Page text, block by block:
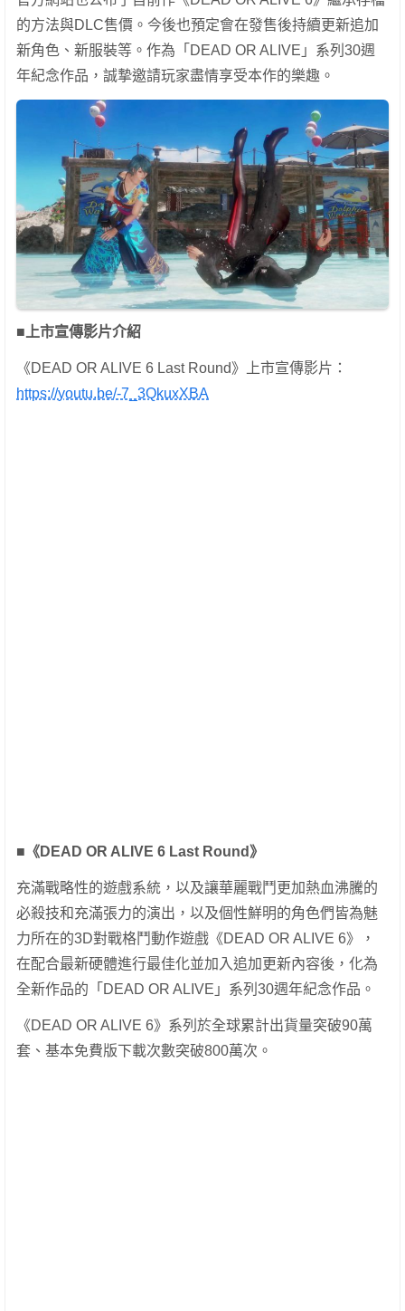
的方法與DLC售價。今後也預定會在發售後持續更新追加
新角色、新服裝等。作為「DEAD OR ALIVE」系列30週
年紀念作品，誠摯邀請玩家盡情享受本作的樂趣。
■上市宣傳影片介紹
《DEAD OR ALIVE 6 Last Round》上市宣傳影片：
https://youtu.be/-7_3QkuxXBA
■《DEAD OR ALIVE 6 Last Round》
充滿戰略性的遊戲系統，以及讓華麗戰鬥更加熱血沸騰的
必殺技和充滿張力的演出，以及個性鮮明的角色們皆為魅
力所在的3D對戰格鬥動作遊戲《DEAD OR ALIVE 6》，
在配合最新硬體進行最佳化並加入追加更新內容後，化為
全新作品的「DEAD OR ALIVE」系列30週年紀念作品。
《DEAD OR ALIVE 6》系列於全球累計出貨量突破90萬
套、基本免費版下載次數突破800萬次。